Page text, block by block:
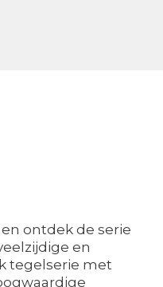
ontdek de serie
en
tegelserie met